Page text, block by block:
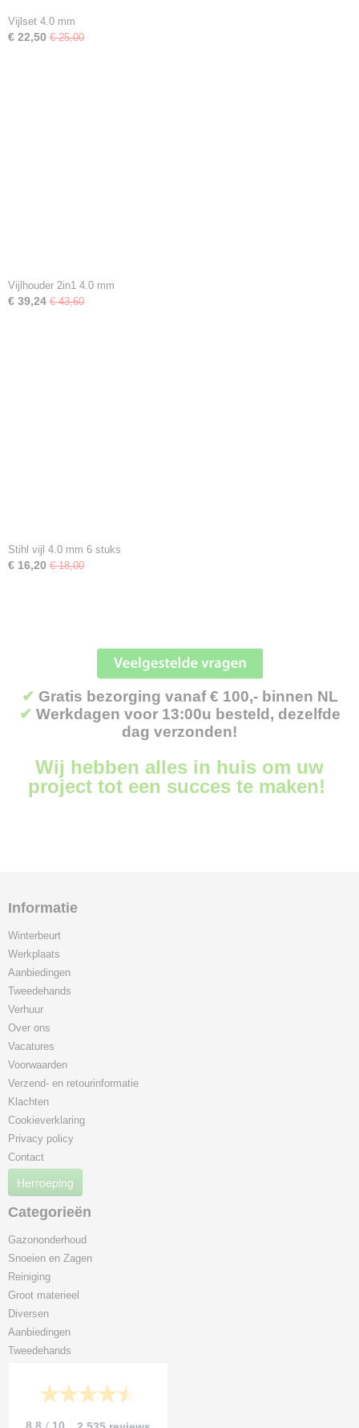
Vijlset 4.0 mm
€ 22,50 € 25,00
Vijlhouder 2in1 4.0 mm
€ 39,24 € 43,60
Stihl vijl 4.0 mm 6 stuks
€ 16,20 € 18,00
✔ Gratis bezorging vanaf € 100,- binnen NL
✔ Werkdagen voor 13:00u besteld, dezelfde
dag verzonden!
Wij hebben alles in huis om uw
project tot een succes te maken!
Informatie
Winterbeurt
Werkplaats
Aanbiedingen
Tweedehands
Verhuur
Over ons
Vacatures
Voorwaarden
Verzend- en retourinformatie
Klachten
Cookieverklaring
Privacy policy
Contact
Herroeping
Categorieën
Gazononderhoud
Snoeien en Zagen
Reiniging
Groot materieel
Diversen
Aanbiedingen
Tweedehands